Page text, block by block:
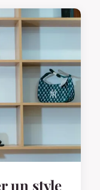
un style